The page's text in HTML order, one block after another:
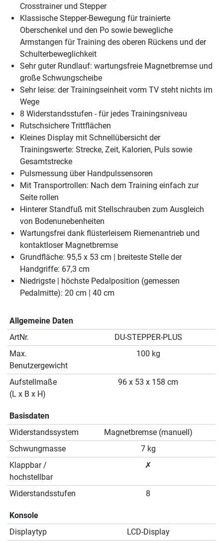
Crosstrainer und Stepper
Klassische Stepper-Bewegung für trainierte
Oberschenkel und den Po sowie bewegliche
Armstangen für Training des oberen Rückens und der
Schulterbeweglichkeit
Sehr guter Rundlauf: wartungsfreie Magnetbremse und
große Schwungscheibe
Sehr leise: der Trainingseinheit vorm TV steht nichts im
Wege
8 Widerstandsstufen - für jedes Trainingsniveau
Rutschsichere Trittflächen
Kleines Display mit Schnellübersicht der
Trainingswerte: Strecke, Zeit, Kalorien, Puls sowie
Gesamtstrecke
Pulsmessung über Handpulssensoren
Mit Transportrollen: Nach dem Training einfach zur
Seite rollen
Hinterer Standfuß mit Stellschrauben zum Ausgleich
von Bodenunebenheiten
Wartungsfrei dank flüsterleisem Riemenantrieb und
kontaktloser Magnetbremse
Grundfläche: 95,5 x 53 cm | breiteste Stelle der
Handgriffe: 67,3 cm
Niedrigste | höchste Pedalposition (gemessen
Pedalmitte): 20 cm | 40 cm
Allgemeine Daten
ArtNr.
DU-STEPPER-PLUS
Max.
Benutzergewicht
100 kg
Aufstellmaße
(L x B x H)
96 x 53 x 158 cm
Basisdaten
Widerstandssystem
Magnetbremse (manuell)
Schwungmasse
7 kg
Klappbar /
hochstellbar
✗
Widerstandsstufen 8
Konsole
Displaytyp
LCD-Display